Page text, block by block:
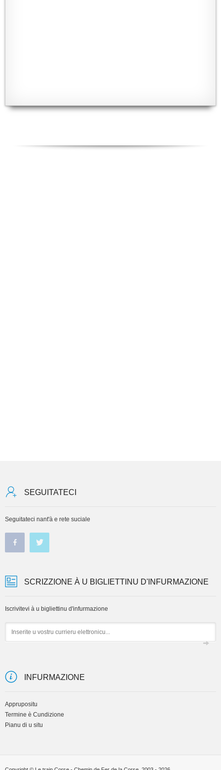
SEGUITATECI
Seguitateci nant'à e rete suciale
SCRIZZIONE À U BIGLIETTINU D'INFURMAZIONE
Iscrivitevi à u bigliettinu d'infurmazione
INFURMAZIONE
Apprupositu
Termine è Cundizione
Pianu di u situ